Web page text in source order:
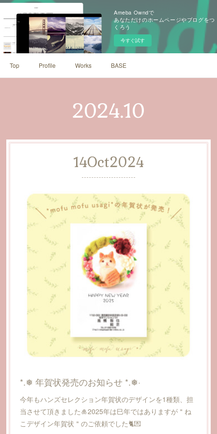
Ameba Owndで
あなただけのホームページやブログをつ
くろう
今すぐ試す
Top Profile Works BASE
2024.10
14Oct2024
*.❅ 年賀状発売のお知らせ *.❅·
今年もハンズセレクション年賀状のデザインを1種類、担
当させて頂きました🎍2025年は巳年ではありますが＂ね
こデザイン年賀状＂のご依頼でした🐈💌